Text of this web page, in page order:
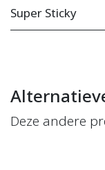
Super Sticky
Deze andere